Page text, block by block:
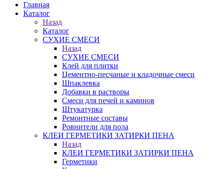
Главная
Каталог
Назад
Каталог
СУХИЕ СМЕСИ
Назад
СУХИЕ СМЕСИ
Клей для плитки
Цементно-песчаные и кладочные смеси
Шпаклевка
Добавки в растворы
Смеси для печей и каминов
Штукатурка
Ремонтные составы
Ровнители для пола
КЛЕИ ГЕРМЕТИКИ ЗАТИРКИ ПЕНА
Назад
КЛЕИ ГЕРМЕТИКИ ЗАТИРКИ ПЕНА
Герметики